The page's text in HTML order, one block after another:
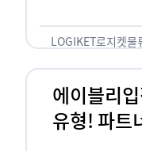
오고 있습니다.
LOGIKET로지켓물
에이블리
유형! 파트